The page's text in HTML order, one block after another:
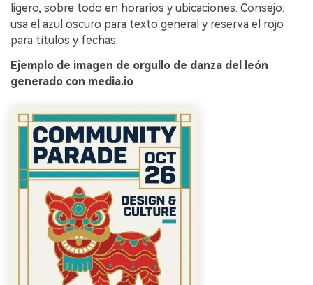
ligero, sobre todo en horarios y ubicaciones. Consejo:
usa el azul oscuro para texto general y reserva el rojo
para títulos y fechas.
Ejemplo de imagen de orgullo de danza del león
generado con media.io